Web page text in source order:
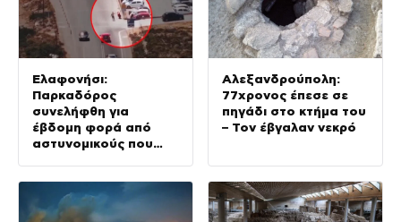
Ελαφονήσι:
Παρκαδόρος
συνελήφθη για
έβδομη φορά από
αστυνομικούς που
Αλεξανδρούπολη:
77χρονος έπεσε σε
πηγάδι στο κτήμα του
– Τον έβγαλαν νεκρό